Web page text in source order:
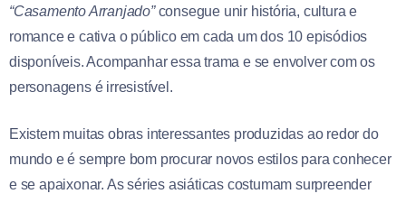
“Casamento Arranjado”consegue unir história, cultura e
romance e cativa o público em cada um dos 10 episódios
disponíveis. Acompanhar essa trama e se envolver com os
personagens é irresistível.
Existem muitas obras interessantes produzidas ao redor do
mundo e é sempre bom procurar novos estilos para conhecer
e se apaixonar. As séries asiáticas costumam surpreender